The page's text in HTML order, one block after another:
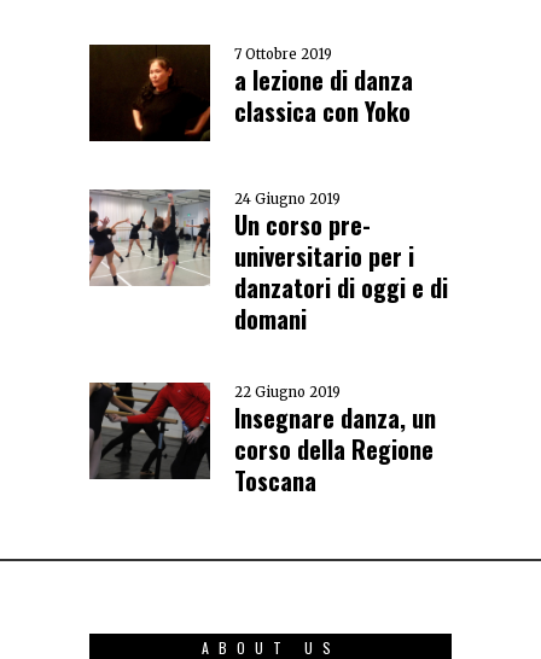
7 Ottobre 2019
a lezione di danza
classica con Yoko
24 Giugno 2019
Un corso pre-
universitario per i
danzatori di oggi e di
domani
22 Giugno 2019
Insegnare danza, un
corso della Regione
Toscana
ABOUT US